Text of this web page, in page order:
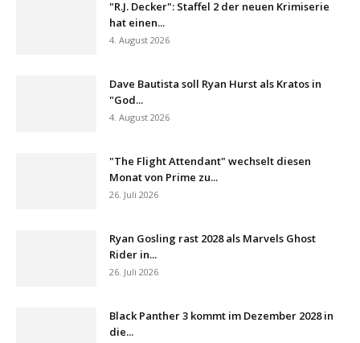
"R.J. Decker": Staffel 2 der neuen Krimiserie
hat einen...
4. August 2026
Dave Bautista soll Ryan Hurst als Kratos in
"God...
4. August 2026
"The Flight Attendant" wechselt diesen
Monat von Prime zu...
26. Juli 2026
Ryan Gosling rast 2028 als Marvels Ghost
Rider in...
26. Juli 2026
Black Panther 3 kommt im Dezember 2028 in
die...